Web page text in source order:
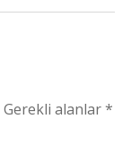
Gerekli alanlar*